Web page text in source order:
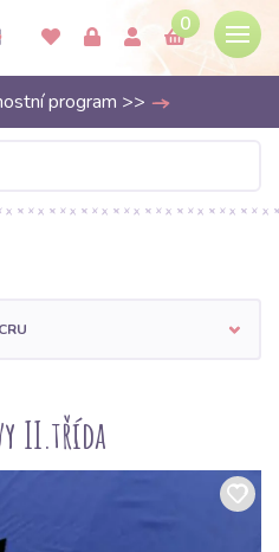
0
program >>
II.třída